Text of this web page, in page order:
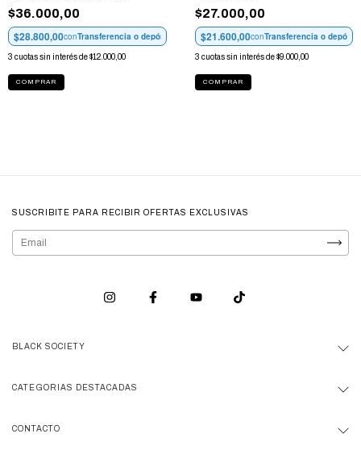
$36.000,00
$28.800,00conTransferencia o depósito
3 cuotas sin interés de$12.000,00
COMPRAR
$27.000,00
$21.600,00conTransferencia o depósito
3 cuotas sin interés de$9.000,00
COMPRAR
SUSCRIBITE PARA RECIBIR OFERTAS EXCLUSIVAS
BLACK SOCIETY
CATEGORIAS DESTACADAS
CONTACTO